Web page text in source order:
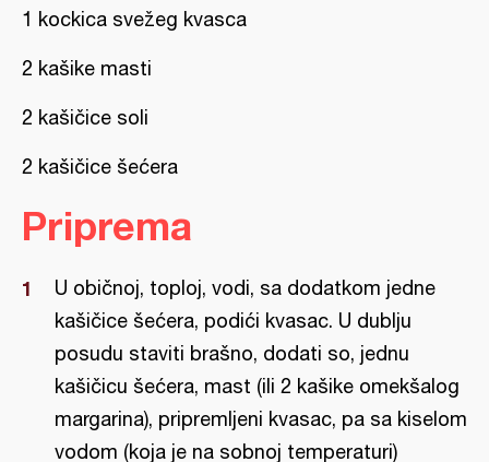
1 kockica svežeg kvasca
2 kašike masti
2 kašičice soli
2 kašičice šećera
Priprema
U običnoj, toploj, vodi, sa dodatkom jedne
kašičice šećera, podići kvasac. U dublju
posudu staviti brašno, dodati so, jednu
kašičicu šećera, mast (ili 2 kašike omekšalog
margarina), pripremljeni kvasac, pa sa kiselom
vodom (koja je na sobnoj temperaturi)